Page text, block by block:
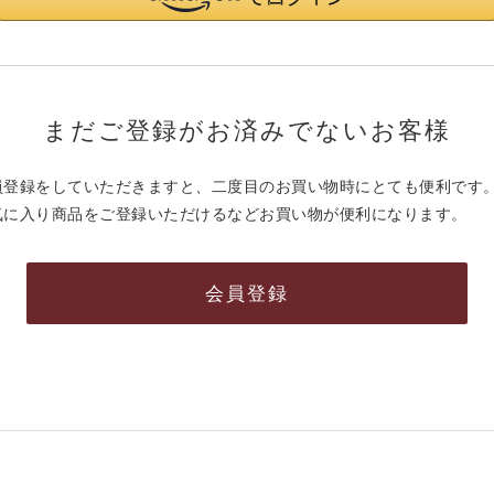
まだご登録がお済みでないお客様
登録をしていただきますと、二度目のお買い物時にとても便利です
入り商品をご登録いただけるなどお買い物が便利になります。
会員登録